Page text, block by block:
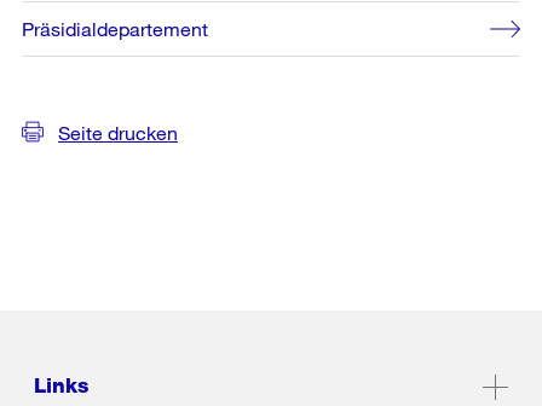
Präsidialdepartement
Seite drucken
Links